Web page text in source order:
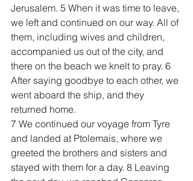
Jerusalem. 5 When it was time to leave,
we left and continued on our way. All of
them, including wives and children,
accompanied us out of the city, and
there on the beach we knelt to pray. 6
After saying goodbye to each other, we
went aboard the ship, and they
returned home.
7 We continued our voyage from Tyre
and landed at Ptolemais, where we
greeted the brothers and sisters and
stayed with them for a day. 8 Leaving